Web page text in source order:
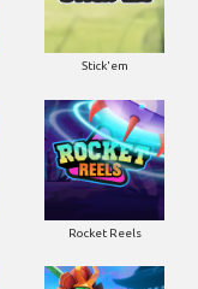
Stick'em
Rocket Reels